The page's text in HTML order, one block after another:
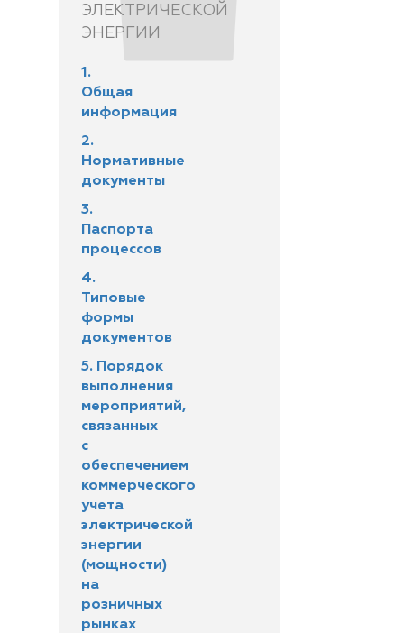
ЭЛЕКТРИЧЕСКОЙ
ЭНЕРГИИ
1.
Общая
информация
2.
Нормативные
документы
3.
Паспорта
процессов
4.
Типовые
формы
документов
5. Порядок
выполнения
мероприятий,
связанных
с
обеспечением
коммерческого
учета
электрической
энергии
(мощности)
на
розничных
рынках